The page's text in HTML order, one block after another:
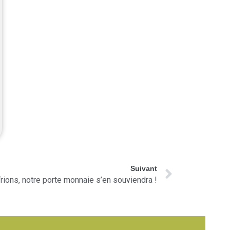
Suivant
notre porte monnaie s’en souviendra !